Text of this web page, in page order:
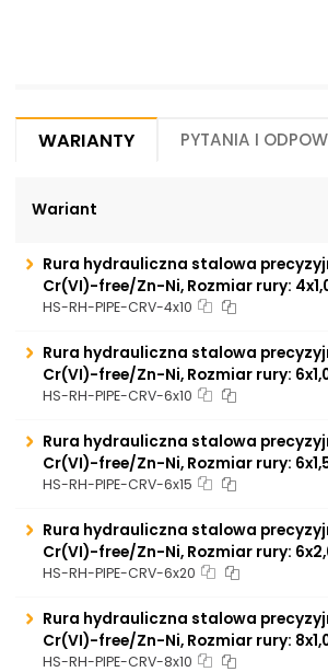
Warianty Pytania i
Wariant
Rura hydrauliczna stalowa
Cr(VI)-free/Zn-Ni, Rozmiar rury:
HS-RH-PIPE-CRV-4x10
Rura hydrauliczna stalowa
Cr(VI)-free/Zn-Ni, Rozmiar rury:
HS-RH-PIPE-CRV-6x10
Rura hydrauliczna stalowa
Cr(VI)-free/Zn-Ni, Rozmiar rury:
HS-RH-PIPE-CRV-6x15
Rura hydrauliczna stalowa
Cr(VI)-free/Zn-Ni, Rozmiar rury:
HS-RH-PIPE-CRV-6x20
Rura hydrauliczna stalowa
Cr(VI)-free/Zn-Ni, Rozmiar rury:
HS-RH-PIPE-CRV-8x10